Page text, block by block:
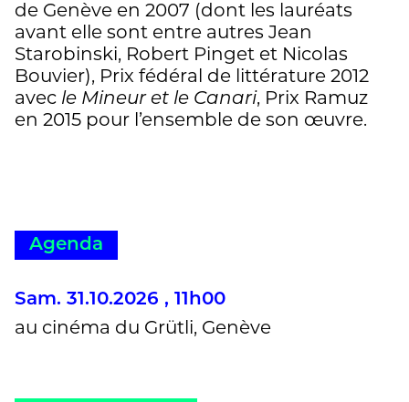
de Genève en 2007 (dont les lauréats
avant elle sont entre autres Jean
Starobinski, Robert Pinget et Nicolas
Bouvier), Prix fédéral de littérature 2012
avec le Mineur et le Canari, Prix Ramuz
en 2015 pour l’ensemble de son œuvre.
Agenda
Sam. 31.10.2026 , 11h00
au cinéma du Grütli, Genève